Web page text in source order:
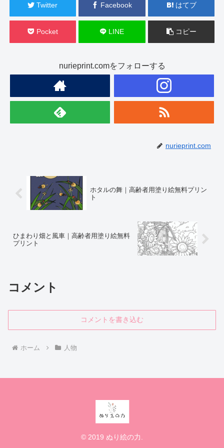
Twitter Facebook はてブ
Pocket LINE コピー
nurieprint.comをフォローする
nurieprint.com
ホタルの舞｜高齢者用塗り絵無料プリン
ト
ひまわり畑と風車｜高齢者用塗り絵無料
プリント
コメント
コメントを書き込む
ホーム 人物
© 2019 ぬり絵の力.